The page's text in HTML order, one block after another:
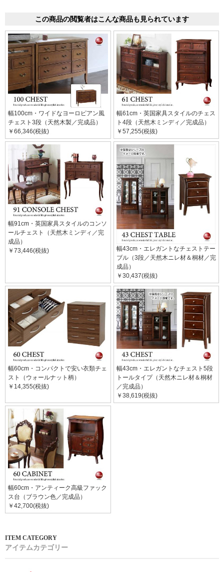
この商品の閲覧者はこんな商品も見られています
幅100cm・ワイドなヨーロピアン風
チェスト3段（天然木製／完成品）
￥66,346(税抜)
幅61cm・英国家具スタイルのチェス
ト4段（天然木ミンディ／完成品）
￥57,255(税抜)
幅91cm・英国家具スタイルのコンソ
ールチェスト（天然木ミンディ／完
成品）
￥73,446(税抜)
幅43cm・エレガントなチェストテー
ブル（3段／天然木ニレ材＆桐材／完
成品）
￥30,437(税抜)
幅60cm・コンパクトで安い衣類チェ
スト（ウォールナット柄）
￥14,355(税抜)
幅43cm・エレガントなチェスト5段
トールタイプ（天然木ニレ材＆桐材
／完成品）
￥38,619(税抜)
幅60cm・アンティーク高級ファック
ス台（ブラウン色／完成品）
￥42,700(税抜)
アイテムカテゴリー